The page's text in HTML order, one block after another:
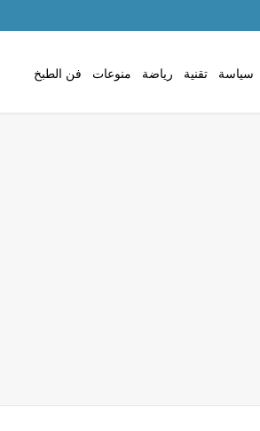
سياسة تقنية رياضة منوعات فن الطبخ